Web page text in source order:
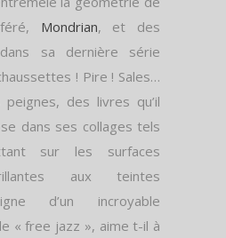
Mondrian, et des
sa dernière série
! Pire ! Sales…
des livres qu’il
dans ses collages tels
sur les surfaces
aux teintes
d’un incroyable
« free jazz », aime t-il à